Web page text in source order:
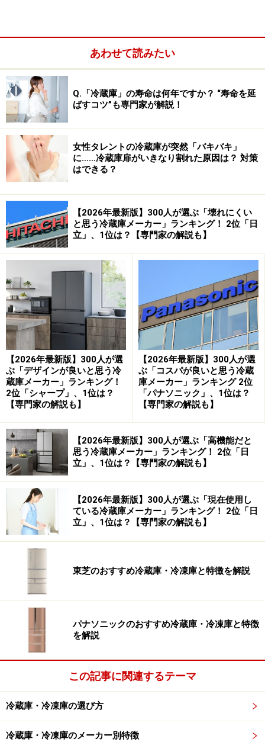
1位：パナソニック ／ 115票
2位に大差をつけて1位に輝いたのはパナソニック。初号
機発売から70年の歴史に基づく確かな品質と、「使いや
すい大容量」や「すばやく冷凍」など日々の使いやすさ
が特徴です。
回答者にパナソニックを選んだ理由を聞くと、以下のよ
うな声が寄せられました。
「省エネ性能が高く静音で使いやすい上、収納
が工夫されていて食材を整理しやすいところで
す。デザインもシンプルでキッチンに馴染む」
（30代男性／埼玉県）
「チルド室にお肉や魚を入れておくと賞味期限
よりも長く鮮度が保たれるため、とても便利で
す。実際に劣化することなく食することが可能
でした」（30代女性／埼玉県）
「省エネ設計により消費電力が抑えられてお
り、環境にも家計にもやさしいと感じたため、
パナソニックを選びました」（20代男性／福井
県）
「冷蔵・冷凍の温度が安定していて、野菜やお
肉、魚など食材が長持ちするのが助かります」
（20代女性／大阪府）
専門家の解説
1位、2位に選ばれた「パナソニック」「日立」につい
て、家電ガイドの安蔵さんにお聞きしました。
：日立の冷蔵庫が支持される最大の理由は“鮮度保持
技術”にあるでしょう。象徴的な「真空チルド」は、ルー
ム内を約0.8気圧の真空状態にすることで酸化を抑え、肉
ミトレイで素早く凍らせる「デリシャス冷凍」は、解凍
時のドリップを抑えてうまみを逃しません。
日立は真空チルドをいったんやめて、冷蔵室全体をチル
が、最新モデルで数年ぶりに真空チルドを復活させまし
た。やはり多くの消費者から高評価を寄せられていたこ
あわせて読みたい
Q.「冷蔵庫」の寿命は何年ですか？ “寿命を延
ばすコツ”も専門家が解説！
女性タレントの冷蔵庫が突然「バキバキ」
に……冷蔵庫扉がいきなり割れた原因は？ 対策
はできる？
【2026年最新版】300人が選ぶ「壊れにくい
と思う冷蔵庫メーカー」ランキング！ 2位「日
立」、1位は？【専門家の解説も】
【2026年最新版】300人が選
ぶ「デザインが良いと思う冷
蔵庫メーカー」ランキング！
2位「シャープ」、1位は？
【専門家の解説も】
【2026年最新版】300人が選
ぶ「コスパが良いと思う冷蔵
庫メーカー」ランキング 2位
「パナソニック」、1位は？
【専門家の解説も】
【2026年最新版】300人が選ぶ「高機能だと
思う冷蔵庫メーカー」ランキング！ 2位「日
立」、1位は？【専門家の解説も】
【2026年最新版】300人が選ぶ「現在使用し
ている冷蔵庫メーカー」ランキング！ 2位「日
立」、1位は？【専門家の解説も】
東芝のおすすめ冷蔵庫・冷凍庫と特徴を解説
パナソニックのおすすめ冷蔵庫・冷凍庫と特徴
を解説
この記事に関連するテーマ
冷蔵庫・冷凍庫の選び方
冷蔵庫・冷凍庫のメーカー別特徴